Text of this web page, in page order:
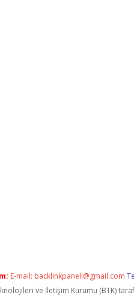
E-mail: backlinkpaneli@gmail.com
ve İletişim Kurumu (BTK)